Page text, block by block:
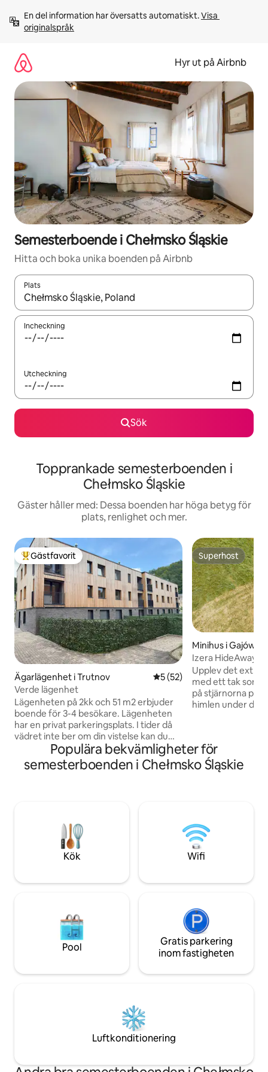
innehåll
En del information har översatts automatiskt. Visa
originalspråk
Hyr ut på Airbnb
Semesterboende i Chełmsko Śląskie
Hitta och boka unika boenden på Airbnb
Plats
När resultaten är tillgängliga kan du navigera med upp- och
Incheckning
Utcheckning
Sök
Topprankade semesterboenden i
Chełmsko Śląskie
Gäster håller med: Dessa boenden har höga betyg för
plats, renlighet och mer.
Populär gästfavorit
Gästfavorit
Ägarlägenhet i Trutnov 5 av 5 i genomsnittligt
5 (52)
Verde lägenhet
Lägenheten på 2kk och 51 m2 erbjuder
boende för 3-4 besökare. Lägenheten
har en privat parkeringsplats. I tider då
vädret inte ber om din vistelse kan du
använda Playstation 5 FOR eller Netflix
inte bara för dig själv, utan också för dina
barn. Två LED-TV finns tillgängliga i
hittar du utrustning för de små. Du får
gärna förvara dina skidor och cyklar i
källarens skåp.
Superhost
Superhost
Minihus i Gajówka
Izera HideAway |
upplevelse
Upplev det
med ett tak som
på stjärnorna på
himlen under dagen! När du
självförsörjande
varmvatten. Ta
med utsikt! I kokvrån finns redskap. Det
Populära bekvämligheter för
semesterboenden i Chełmsko Śląskie
Kök Wifi
Pool
Gratis parkering
inom fastigheten
Luftkonditionering